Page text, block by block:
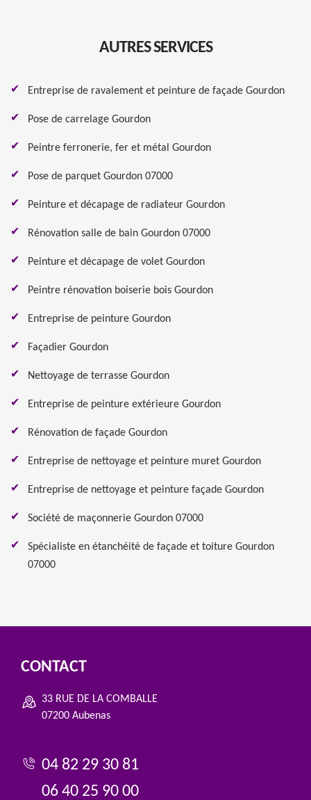
AUTRES SERVICES
Entreprise de ravalement et peinture de façade Gourdon
Pose de carrelage Gourdon
Peintre ferronerie, fer et métal Gourdon
Pose de parquet Gourdon 07000
Peinture et décapage de radiateur Gourdon
Rénovation salle de bain Gourdon 07000
Peinture et décapage de volet Gourdon
Peintre rénovation boiserie bois Gourdon
Entreprise de peinture Gourdon
Façadier Gourdon
Nettoyage de terrasse Gourdon
Entreprise de peinture extérieure Gourdon
Rénovation de façade Gourdon
Entreprise de nettoyage et peinture muret Gourdon
Entreprise de nettoyage et peinture façade Gourdon
Société de maçonnerie Gourdon 07000
Spécialiste en étanchéité de façade et toiture Gourdon
07000
CONTACT
33 RUE DE LA COMBALLE
07200 Aubenas
04 82 29 30 81
06 40 25 90 00